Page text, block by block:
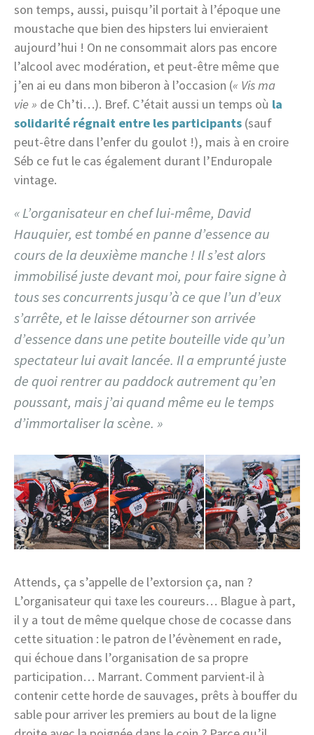
son temps, aussi, puisqu’il portait à l’époque une
moustache que bien des hipsters lui envieraient
aujourd’hui ! On ne consommait alors pas encore
l’alcool avec modération, et peut-être même que
j’en ai eu dans mon biberon à l’occasion (« Vis ma
vie » de Ch’ti…). Bref. C’était aussi un temps où la
solidarité régnait entre les participants (sauf
peut-être dans l’enfer du goulot !), mais à en croire
Séb ce fut le cas également durant l’Enduropale
vintage.
« L’organisateur en chef lui-même, David
Hauquier, est tombé en panne d’essence au
cours de la deuxième manche ! Il s’est alors
immobilisé juste devant moi, pour faire signe à
tous ses concurrents jusqu’à ce que l’un d’eux
s’arrête, et le laisse détourner son arrivée
d’essence dans une petite bouteille vide qu’un
spectateur lui avait lancée. Il a emprunté juste
de quoi rentrer au paddock autrement qu’en
poussant, mais j’ai quand même eu le temps
d’immortaliser la scène. »
Attends, ça s’appelle de l’extorsion ça, nan ?
L’organisateur qui taxe les coureurs… Blague à part,
il y a tout de même quelque chose de cocasse dans
cette situation : le patron de l’évènement en rade,
qui échoue dans l’organisation de sa propre
participation… Marrant. Comment parvient-il à
contenir cette horde de sauvages, prêts à bouffer du
sable pour arriver les premiers au bout de la ligne